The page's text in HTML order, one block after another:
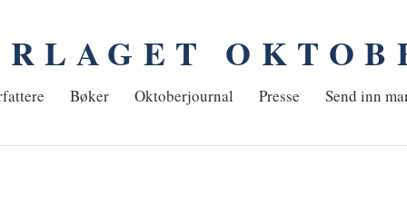
Bøker Oktoberjournal Presse Send inn